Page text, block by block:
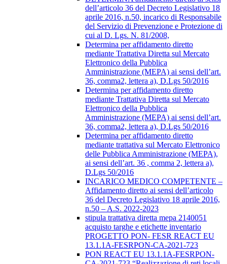
dell’articolo 36 del Decreto Legislativo 18
aprile 2016, n.50, incarico di Responsabile
del Servizio di Prevenzione e Protezione di
cui al D. Lgs. N. 81/2008,
Determina per affidamento diretto
mediante Trattativa Diretta sul Mercato
Elettronico della Pubblica
Amministrazione (MEPA) ai sensi dell’art.
36, comma2, lettera a), D.Lgs 50/2016
Determina per affidamento diretto
mediante Trattativa Diretta sul Mercato
Elettronico della Pubblica
Amministrazione (MEPA) ai sensi dell’art.
36, comma2, lettera a), D.Lgs 50/2016
Determina per affidamento diretto
mediante trattativa sul Mercato Elettronico
delle Pubblica Amministrazione (MEPA),
ai sensi dell’art. 36 , comma 2, lettera a),
D.Lgs 50/2016
INCARICO MEDICO COMPETENTE –
Affidamento diretto ai sensi dell’articolo
36 del Decreto Legislativo 18 aprile 2016,
n.50 – A.S. 2022-2023
stipula trattativa diretta mepa 2140051
acquisto targhe e etichette inventario
PROGETTO PON- FESR REACT EU
13.1.1A-FESRPON-CA-2021-723
PON REACT EU 13.1.1A-FESRPON-